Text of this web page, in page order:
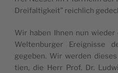
Drei­fal­tig­keit” reichlich
Wir haben Ihnen nun
Wel­ten­bur­ger Ereig­nis­se
gege­ben. Wir wer­den
tien, die Herr Prof. Dr.